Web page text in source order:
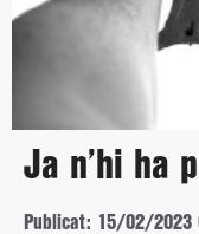
Ja n’hi ha
Publicat: 15/02/2023